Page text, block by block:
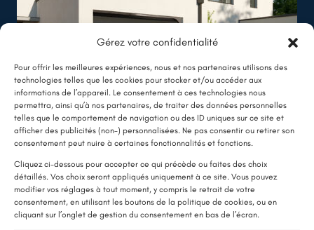
Gérez votre confidentialité
Pour offrir les meilleures expériences, nous et nos partenaires utilisons des
technologies telles que les cookies pour stocker et/ou accéder aux
informations de l’appareil. Le consentement à ces technologies nous
permettra, ainsi qu’à nos partenaires, de traiter des données personnelles
telles que le comportement de navigation ou des ID uniques sur ce site et
afficher des publicités (non-) personnalisées. Ne pas consentir ou retirer son
consentement peut nuire à certaines fonctionnalités et fonctions.
Cliquez ci-dessous pour accepter ce qui précède ou faites des choix
détaillés. Vos choix seront appliqués uniquement à ce site. Vous pouvez
modifier vos réglages à tout moment, y compris le retrait de votre
consentement, en utilisant les boutons de la politique de cookies, ou en
cliquant sur l’onglet de gestion du consentement en bas de l’écran.
Rénovation énergétique à Avrillé
Lire plus
LE SAVIEZ-VOUS ?
Une pompe à chaleur (PAC) utilise très peu d’électricité : elle consomme
environ 1 kWh pour générer 4 kWh de chaleur.
Une solution performante et économique